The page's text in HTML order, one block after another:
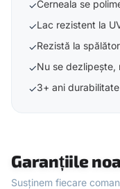
✓Cerneala se
✓Lac rezistent la
✓Rezistă la
✓Nu se dezlipește,
✓3+ ani
Garanțiile
Susținem fiecare